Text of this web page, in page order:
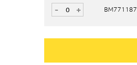
+
- BM771187
+
- BM771187